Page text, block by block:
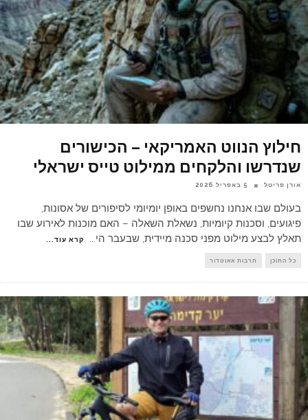
חילוץ הנווט האמריקאי – הכישורים
שנדרשו והלקחים ממילוט טייס ישראלי
אורן פריטל 5 באפריל 2026
בעולם שבו אנחנו נחשפים באופן יומיומי לסיפורים של אסונות,
פיגועים, וסכנות קיומיות, נשאלת השאלה – האם מוכנות לאירוע שבו
תאלץ לבצע מילוט מפני סכנה מיידית, שבעבר הי... קרא עוד...
כל התוכן תרבות אאוטדור